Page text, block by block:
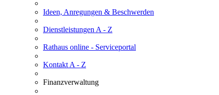
Ideen, Anregungen & Beschwerden
Dienstleistungen A - Z
Rathaus online - Serviceportal
Kontakt A - Z
Finanzverwaltung